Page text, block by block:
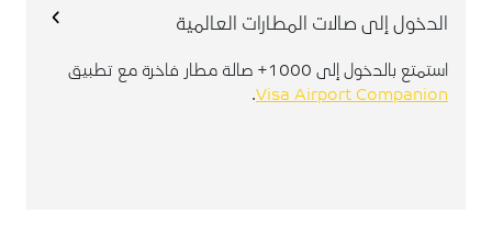
الدخول إلى صالات المطارات العالمية
استمتع بالدخول إلى 1000+ صالة مطار فاخرة مع تطبيق
Visa Airport Companion
.
الأهلية
: لا يُسمح بالاستخدام في حال عدم استيفاء شرط
اجمالي عدد مرات الاستخدام لكل سنة تقويمية بعد استيفاء